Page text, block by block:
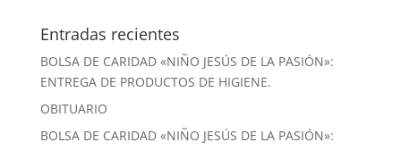
Entradas recientes
BOLSA DE CARIDAD «NIÑO JESÚS DE LA PASIÓN»:
ENTREGA DE PRODUCTOS DE HIGIENE.
OBITUARIO
BOLSA DE CARIDAD «NIÑO JESÚS DE LA PASIÓN»: